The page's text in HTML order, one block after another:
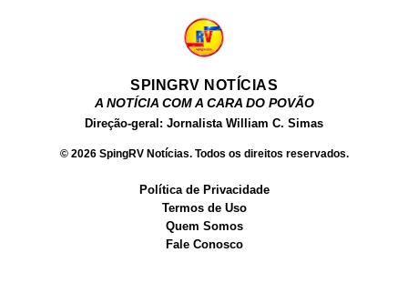
SPINGRV NOTÍCIAS
A NOTÍCIA COM A CARA DO POVÃO
Direção-geral: Jornalista William C. Simas
© 2026 SpingRV Notícias. Todos os direitos reservados.
Política de Privacidade
Termos de Uso
Quem Somos
Fale Conosco